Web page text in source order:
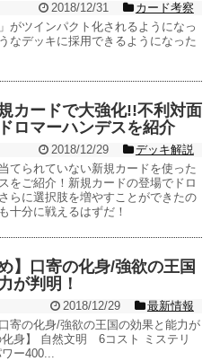
2018/12/31
カード考察
がツインパクト化されるようになっ
なデッキに採用できるようになった
カードで大強化!!不利対面
ロマーハンデスを紹介
2018/12/29
デッキ解説
てられていない新規カードを使った
をご紹介！新規カードの登場でドロ
らに選択肢を増やすことができたの
十分に戦えるはずだ！
】口寄の化身/強欲の王国
が判明！
2018/12/29
最新情報
寄の化身/強欲の王国の効果と能力が
化身】 自然文明 6コスト ミステリ
ー400...